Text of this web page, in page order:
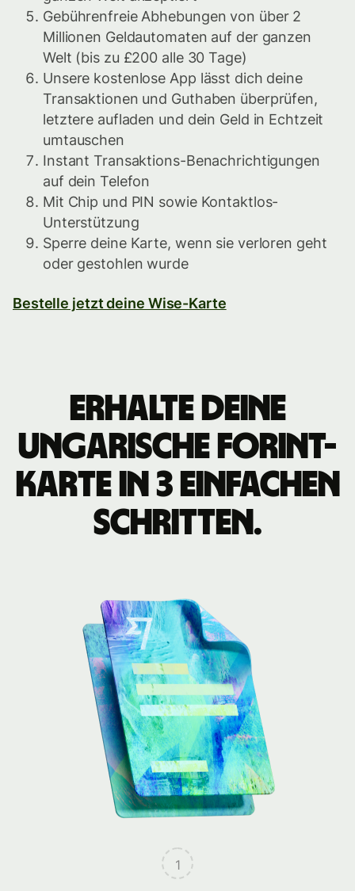
Gebührenfreie Abhebungen von über 2
Millionen Geldautomaten auf der ganzen
Welt (bis zu £200 alle 30 Tage)
Unsere kostenlose App lässt dich deine
Transaktionen und Guthaben überprüfen,
letztere aufladen und dein Geld in Echtzeit
umtauschen
Instant Transaktions-Benachrichtigungen
auf dein Telefon
Mit Chip und PIN sowie Kontaktlos-
Unterstützung
Sperre deine Karte, wenn sie verloren geht
oder gestohlen wurde
Bestelle jetzt deine Wise-Karte
Erhalte deine
Ungarische Forint-
Karte in 3 einfachen
Schritten.
1